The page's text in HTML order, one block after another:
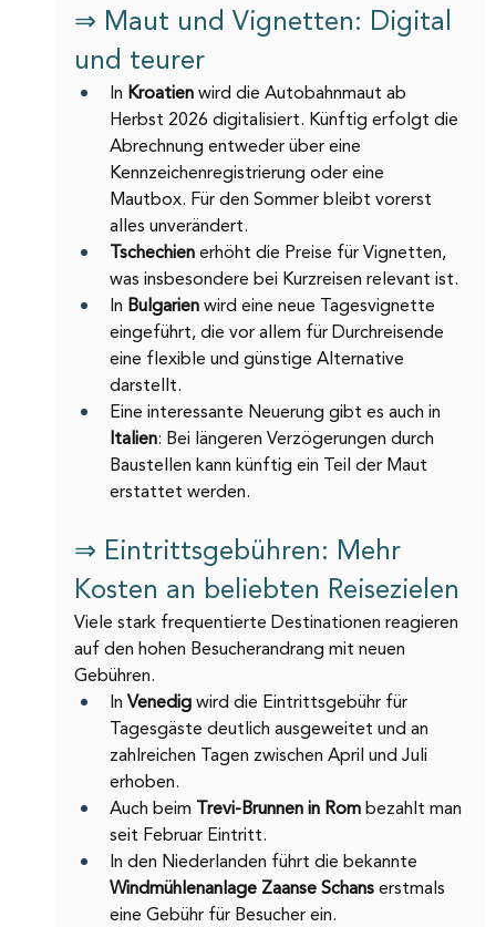
⇒ Maut und Vignetten: Digital
und teurer
In Kroatien wird die Autobahnmaut ab
Herbst 2026 digitalisiert. Künftig erfolgt die
Abrechnung entweder über eine
Kennzeichenregistrierung oder eine
Mautbox. Für den Sommer bleibt vorerst
alles unverändert.
Tschechien erhöht die Preise für Vignetten,
was insbesondere bei Kurzreisen relevant ist.
In Bulgarien wird eine neue Tagesvignette
eingeführt, die vor allem für Durchreisende
eine flexible und günstige Alternative
darstellt.
Eine interessante Neuerung gibt es auch in
Italien: Bei längeren Verzögerungen durch
Baustellen kann künftig ein Teil der Maut
erstattet werden.
⇒ Eintrittsgebühren: Mehr
Kosten an beliebten Reisezielen
Viele stark frequentierte Destinationen reagieren
auf den hohen Besucherandrang mit neuen
Gebühren.
In Venedig wird die Eintrittsgebühr für
Tagesgäste deutlich ausgeweitet und an
zahlreichen Tagen zwischen April und Juli
erhoben.
Auch beim Trevi-Brunnen in Rom bezahlt man
seit Februar Eintritt.
In den Niederlanden führt die bekannte
Windmühlenanlage Zaanse Schans erstmals
eine Gebühr für Besucher ein.